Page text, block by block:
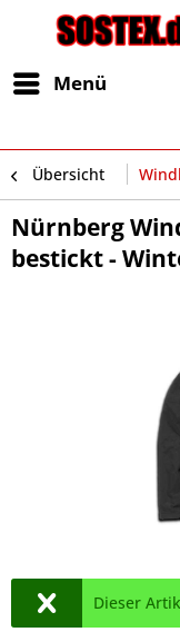
Menü
Übersicht
Nürnberg
bestickt -
Dieser